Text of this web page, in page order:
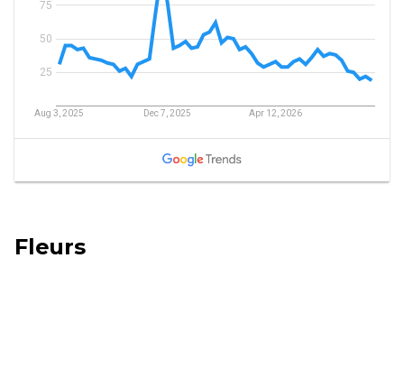
Fleurs